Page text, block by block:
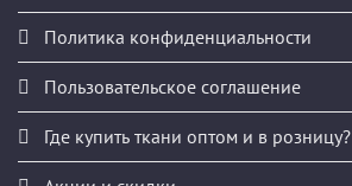
Политика конфиденциальности
Пользовательское соглашение
Где купить ткани оптом и в розницу?